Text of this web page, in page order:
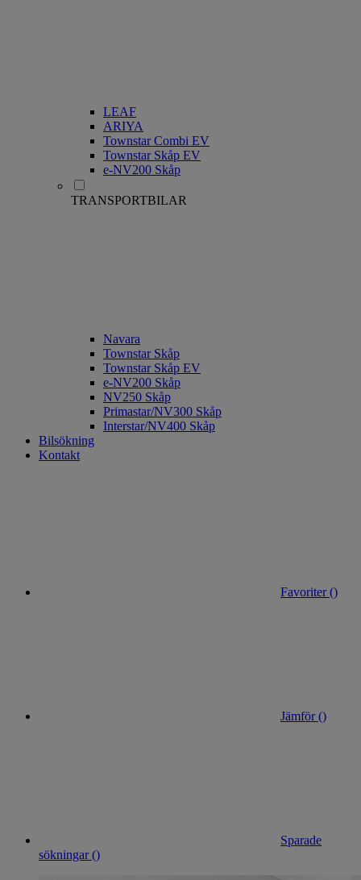
LEAF
ARIYA
Townstar Combi EV
Townstar Skåp EV
e-NV200 Skåp
TRANSPORTBILAR
Navara
Townstar Skåp
Townstar Skåp EV
e-NV200 Skåp
NV250 Skåp
Primastar/NV300 Skåp
Interstar/NV400 Skåp
Bilsökning
Kontakt
Favoriter ()
Jämför ()
Sparade
sökningar ()